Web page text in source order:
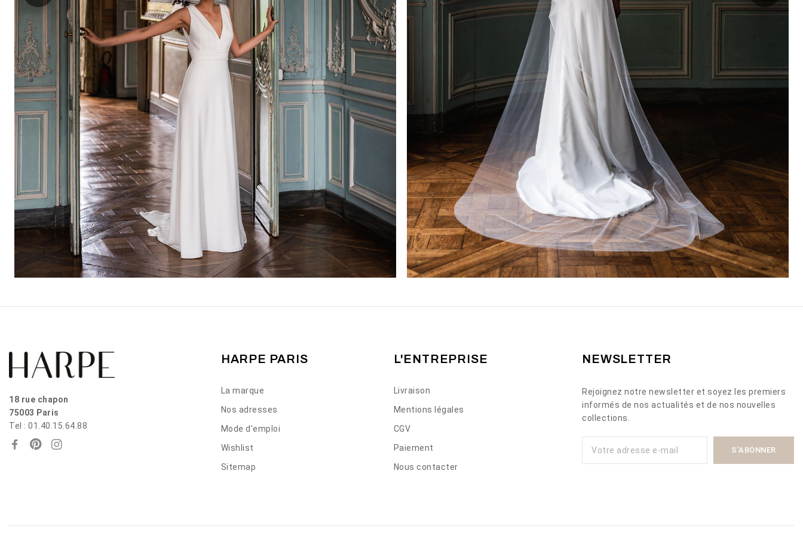
18 rue chapon
75003 Paris
Tel : 01.40.15.64.88
HARPE PARIS
La marque
Nos adresses
Mode d'emploi
Wishlist
Sitemap
L'ENTREPRISE
Livraison
Mentions légales
CGV
Paiement
Nous contacter
NEWSLETTER
Rejoignez notre newsletter et soyez les premiers
informés de nos actualités et de nos nouvelles
collections.